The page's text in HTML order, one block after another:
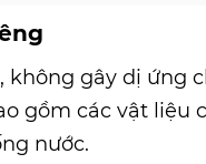
không gây dị ứng
gồm các vật liệu
nước.